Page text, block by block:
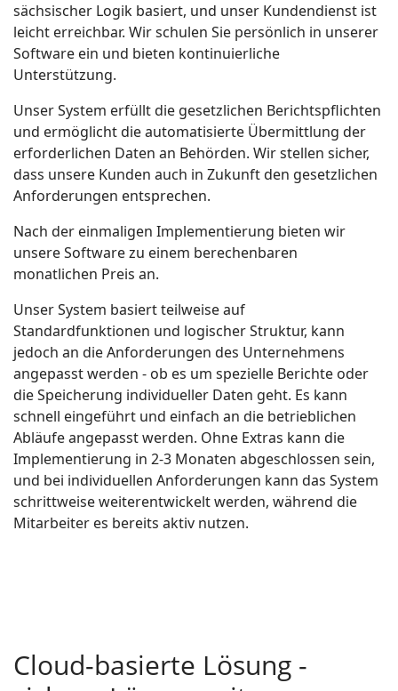
sächsischer Logik basiert, und unser Kundendienst ist
leicht erreichbar. Wir schulen Sie persönlich in unserer
Software ein und bieten kontinuierliche
Unterstützung.
Unser System erfüllt die gesetzlichen Berichtspflichten
und ermöglicht die automatisierte Übermittlung der
erforderlichen Daten an Behörden. Wir stellen sicher,
dass unsere Kunden auch in Zukunft den gesetzlichen
Anforderungen entsprechen.
Nach der einmaligen Implementierung bieten wir
unsere Software zu einem berechenbaren
monatlichen Preis an.
Unser System basiert teilweise auf
Standardfunktionen und logischer Struktur, kann
jedoch an die Anforderungen des Unternehmens
angepasst werden - ob es um spezielle Berichte oder
die Speicherung individueller Daten geht. Es kann
schnell eingeführt und einfach an die betrieblichen
Abläufe angepasst werden. Ohne Extras kann die
Implementierung in 2-3 Monaten abgeschlossen sein,
und bei individuellen Anforderungen kann das System
schrittweise weiterentwickelt werden, während die
Mitarbeiter es bereits aktiv nutzen.
Cloud-basierte Lösung -